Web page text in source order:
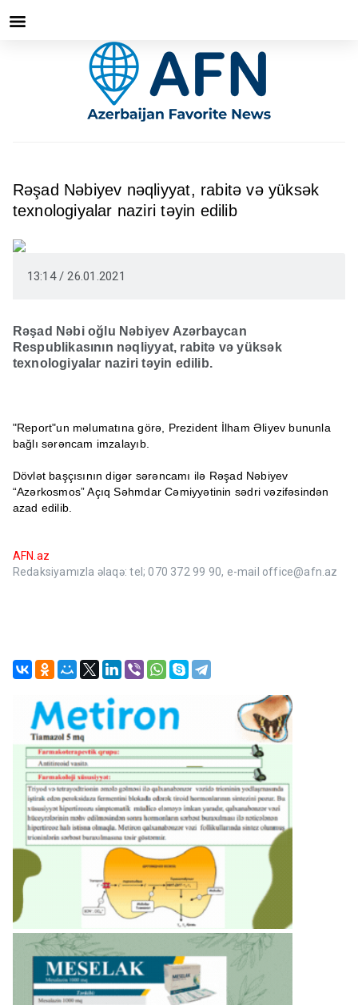
Rəşad Nəbiyev nəqliyyat, rabitə və yüksək
texnologiyalar naziri təyin edilib
13:14 / 26.01.2021
Rəşad Nəbi oğlu Nəbiyev Azərbaycan
Respublikasının nəqliyyat, rabitə və yüksək
texnologiyalar naziri təyin edilib.
"Report"un məlumatına görə, Prezident İlham Əliyev bununla
bağlı sərəncam imzalayıb.
Dövlət başçısının digər sərəncamı ilə Rəşad Nəbiyev
“Azərkosmos” Açıq Səhmdar Cəmiyyətinin sədri vəzifəsindən
azad edilib.
AFN.az
Redaksiyamızla əlaqə: tel; 070 372 99 90, e-mail office@afn.az